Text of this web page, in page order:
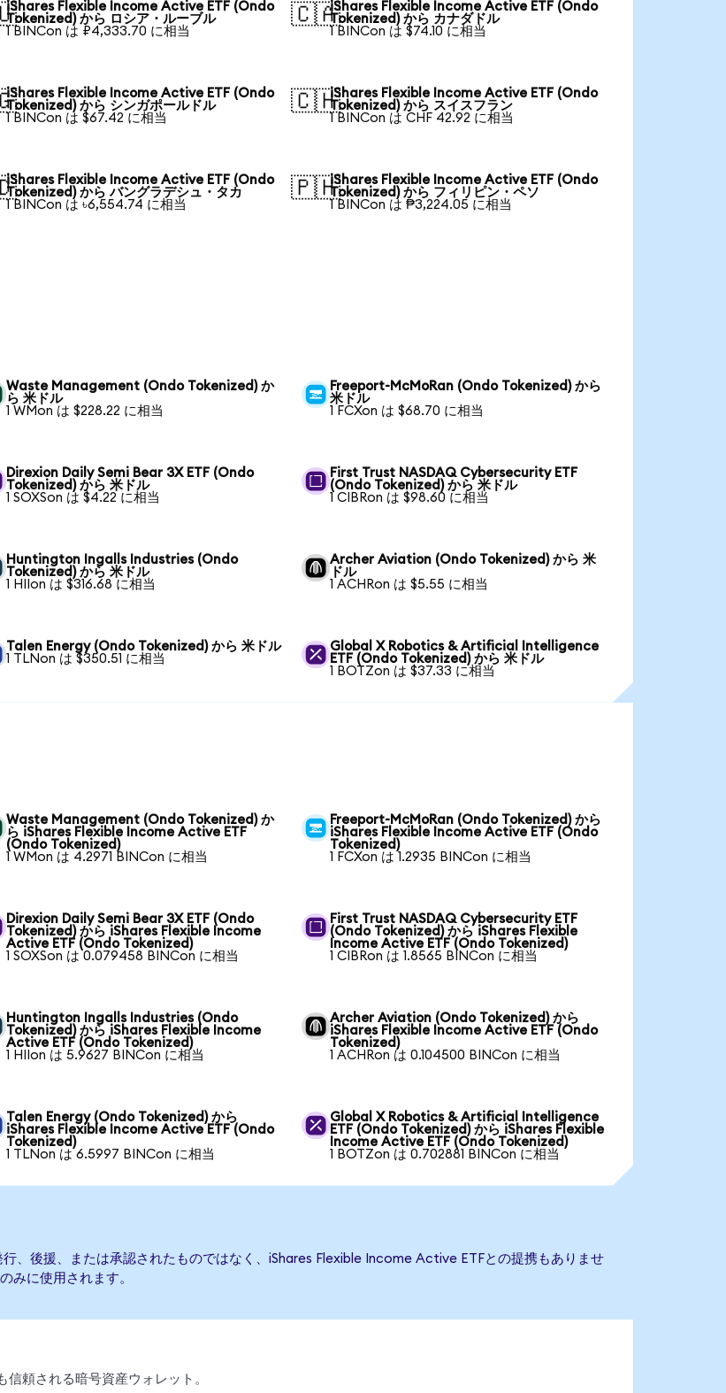
iShares Flexible Income Active ETF (Ondo
Tokenized) から ロシア・ルーブル
1 BINCon は ₽4,333.70 に相当
🇨🇦iShares Flexible Income Active ETF (Ondo
Tokenized) から カナダドル
1 BINCon は $74.10 に相当
iShares Flexible Income Active ETF (Ondo
Tokenized) から シンガポールドル
1 BINCon は $67.42 に相当
🇨🇭iShares Flexible Income Active ETF (Ondo
Tokenized) から スイスフラン
1 BINCon は CHF 42.92 に相当
iShares Flexible Income Active ETF (Ondo
Tokenized) から バングラデシュ・タカ
1 BINCon は ৳6,554.74 に相当
🇵🇭iShares Flexible Income Active ETF (Ondo
Tokenized) から フィリピン・ペソ
1 BINCon は ₱3,224.05 に相当
Waste Management (Ondo Tokenized) か
ら 米ドル
1 WMon は $228.22 に相当
Freeport-McMoRan (Ondo Tokenized) から
米ドル
1 FCXon は $68.70 に相当
Direxion Daily Semi Bear 3X ETF (Ondo
Tokenized) から 米ドル
1 SOXSon は $4.22 に相当
First Trust NASDAQ Cybersecurity ETF
(Ondo Tokenized) から 米ドル
1 CIBRon は $98.60 に相当
Huntington Ingalls Industries (Ondo
Tokenized) から 米ドル
1 HIIon は $316.68 に相当
Archer Aviation (Ondo Tokenized) から 米
ドル
1 ACHRon は $5.55 に相当
Talen Energy (Ondo Tokenized) から 米ドル
1 TLNon は $350.51 に相当
Global X Robotics & Artificial Intelligence
ETF (Ondo Tokenized) から 米ドル
1 BOTZon は $37.33 に相当
Waste Management (Ondo Tokenized) か
ら iShares Flexible Income Active ETF
(Ondo Tokenized)
1 WMon は 4.2971 BINCon に相当
Freeport-McMoRan (Ondo Tokenized) から
iShares Flexible Income Active ETF (Ondo
Tokenized)
1 FCXon は 1.2935 BINCon に相当
Direxion Daily Semi Bear 3X ETF (Ondo
Tokenized) から iShares Flexible Income
Active ETF (Ondo Tokenized)
1 SOXSon は 0.079458 BINCon に相当
First Trust NASDAQ Cybersecurity ETF
(Ondo Tokenized) から iShares Flexible
Income Active ETF (Ondo Tokenized)
1 CIBRon は 1.8565 BINCon に相当
Huntington Ingalls Industries (Ondo
Tokenized) から iShares Flexible Income
Active ETF (Ondo Tokenized)
1 HIIon は 5.9627 BINCon に相当
Archer Aviation (Ondo Tokenized) から
iShares Flexible Income Active ETF (Ondo
Tokenized)
1 ACHRon は 0.104500 BINCon に相当
Talen Energy (Ondo Tokenized) から
iShares Flexible Income Active ETF (Ondo
Tokenized)
1 TLNon は 6.5997 BINCon に相当
Global X Robotics & Artificial Intelligence
ETF (Ondo Tokenized) から iShares Flexible
Income Active ETF (Ondo Tokenized)
1 BOTZon は 0.702881 BINCon に相当
、後援、または承認されたものではなく、iShares Flexible Income Active ETFとの提携もありませ
みに使用されます。
頼される暗号資産ウォレット。